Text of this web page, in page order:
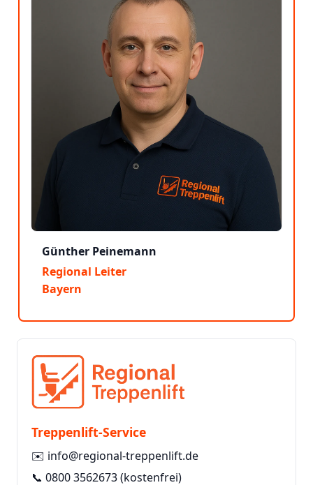
Günther Peinemann
Regional Leiter
Bayern
Treppenlift-Service
✉️ info@regional-treppenlift.de
📞 0800 3562673(kostenfrei)